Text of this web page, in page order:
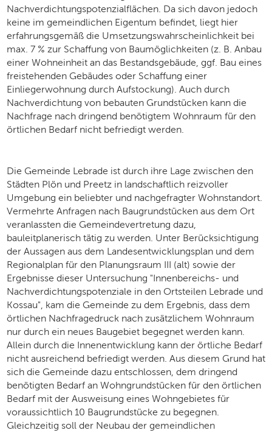
Nachverdichtungspotenzialflächen. Da sich davon jedoch
keine im gemeindlichen Eigentum befindet, liegt hier
erfahrungsgemäß die Umsetzungswahrscheinlichkeit bei
max. 7 % zur Schaffung von Baumöglichkeiten (z. B. Anbau
einer Wohneinheit an das Bestandsgebäude, ggf. Bau eines
freistehenden Gebäudes oder Schaffung einer
Einliegerwohnung durch Aufstockung). Auch durch
Nachverdichtung von bebauten Grundstücken kann die
Nachfrage nach dringend benötigtem Wohnraum für den
örtlichen Bedarf nicht befriedigt werden.
Die Gemeinde Lebrade ist durch ihre Lage zwischen den
Städten Plön und Preetz in landschaftlich reizvoller
Umgebung ein beliebter und nachgefragter Wohnstandort.
Vermehrte Anfragen nach Baugrundstücken aus dem Ort
veranlassten die Gemeindevertretung dazu,
bauleitplanerisch tätig zu werden. Unter Berücksichtigung
der Aussagen aus dem Landesentwicklungsplan und dem
Regionalplan für den Planungsraum III (alt) sowie der
Ergebnisse dieser Untersuchung "Innenbereichs- und
Nachverdichtungspotenziale in den Ortsteilen Lebrade und
Kossau", kam die Gemeinde zu dem Ergebnis, dass dem
örtlichen Nachfragedruck nach zusätzlichem Wohnraum
nur durch ein neues Baugebiet begegnet werden kann.
Allein durch die Innenentwicklung kann der örtliche Bedarf
nicht ausreichend befriedigt werden. Aus diesem Grund hat
sich die Gemeinde dazu entschlossen, dem dringend
benötigten Bedarf an Wohngrundstücken für den örtlichen
Bedarf mit der Ausweisung eines Wohngebietes für
voraussichtlich 10 Baugrundstücke zu begegnen.
Gleichzeitig soll der Neubau der gemeindlichen